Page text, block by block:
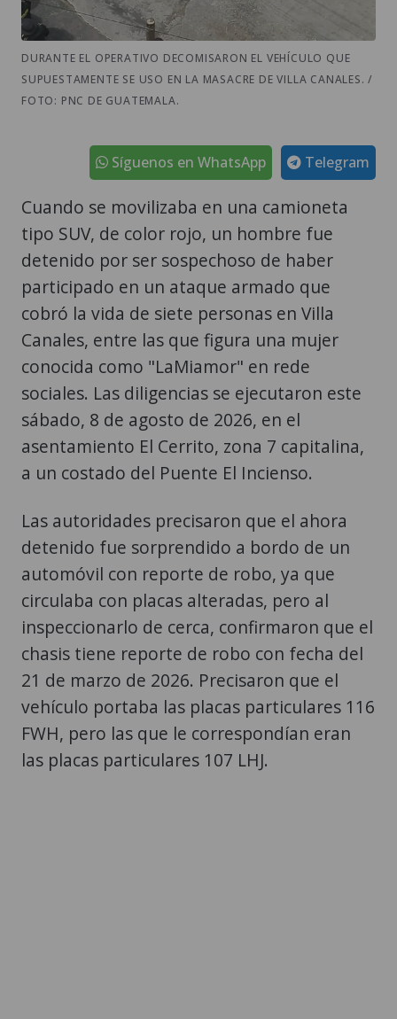
DURANTE EL OPERATIVO DECOMISARON EL VEHÍCULO QUE
SUPUESTAMENTE SE USO EN LA MASACRE DE VILLA CANALES. /
FOTO: PNC DE GUATEMALA.
Telegram
Síguenos en WhatsApp
Cuando se movilizaba en una camioneta
tipo SUV, de color rojo, un hombre fue
detenido por ser sospechoso de haber
participado en un ataque armado que
cobró la vida de siete personas en Villa
Canales, entre las que figura una mujer
conocida como "LaMiamor" en rede
sociales. Las diligencias se ejecutaron este
sábado, 8 de agosto de 2026, en el
asentamiento El Cerrito, zona 7 capitalina,
a un costado del Puente El Incienso.
Las autoridades precisaron que el ahora
detenido fue sorprendido a bordo de un
automóvil con reporte de robo, ya que
circulaba con placas alteradas, pero al
inspeccionarlo de cerca, confirmaron que el
chasis tiene reporte de robo con fecha del
21 de marzo de 2026. Precisaron que el
vehículo portaba las placas particulares 116
FWH, pero las que le correspondían eran
las placas particulares 107 LHJ.